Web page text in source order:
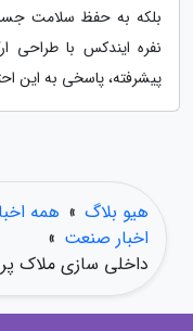
بلکه به حفظ سلامت
نفره ایندکس با طراحی
پیشرفته، پاسخی به این
هیو بلاگ » همه
اخبار صنعت »
داخلی سازی ملاک